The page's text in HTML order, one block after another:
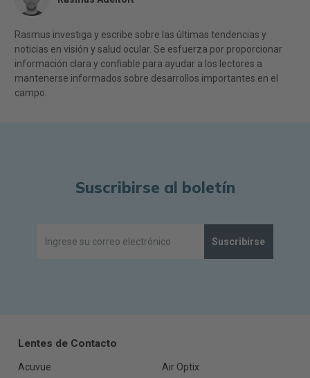
Rasmus investiga y escribe sobre las últimas tendencias y
noticias en visión y salud ocular. Se esfuerza por proporcionar
información clara y confiable para ayudar a los lectores a
mantenerse informados sobre desarrollos importantes en el
campo.
Suscribirse al boletín
Suscribirse
Lentes de Contacto
Acuvue
Air Optix